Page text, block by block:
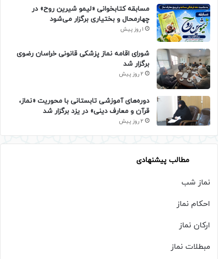
مسابقه کتابخوانی «لیمو شیرین روح» در
چهارمحال و بختیاری برگزار می‌شود
1 روز پیش
شورای اقامه نماز پزشکی قانونی خراسان رضوی
برگزار شد
2 روز پیش
دوره‌های آموزشی تابستانی با محوریت «نماز،
قرآن و معارف دینی» در یزد برگزار شد
2 روز پیش
مطالب پیشنهادی
نماز شب
احکام نماز
ارکان نماز
مبطلات نماز